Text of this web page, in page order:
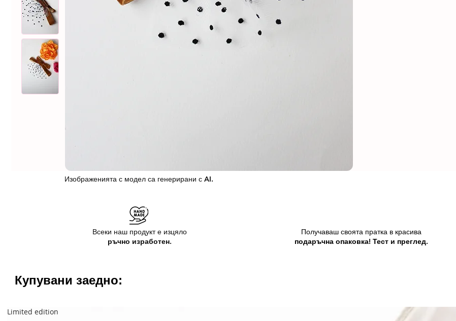
Изображенията с модел са генерирани с AI.
Всеки наш продукт е изцяло
ръчно изработен.
Получаваш своята пратка в красива
подаръчна опаковка! Тест и преглед.
Купувани заедно:
Limited edition